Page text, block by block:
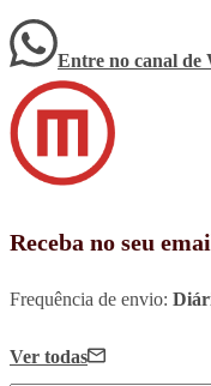
Entre no canal de
Receba no seu
Frequência de envio:
Ver todas